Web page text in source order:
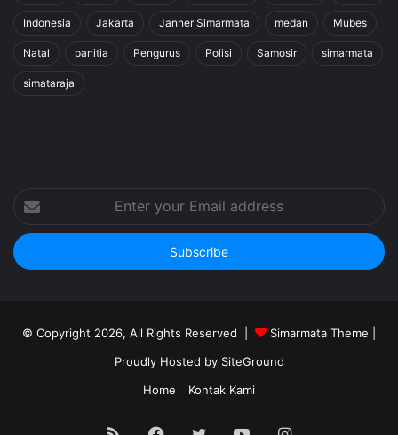
Indonesia Jakarta Janner Simarmata medan Mubes
Natal panitia Pengurus Polisi Samosir simarmata
simataraja
your
Email
address
© Copyright 2026, All Rights Reserved | Simarmata Theme
Proudly Hosted by SiteGround
Home
Kontak Kami